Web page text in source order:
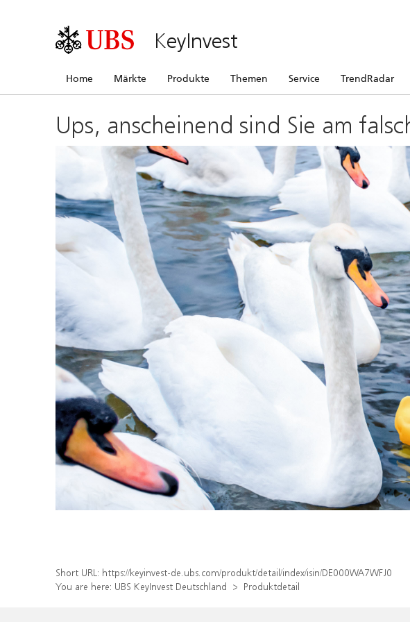
KeyInvest
Home Märkte Produkte Themen Service TrendRadar
Ups, anscheinend sind Sie am
Short URL: https://keyinvest-de.ubs.com/produkt/detail/index/isin/DE000WA7WFJ0
You are here: UBS KeyInvest Deutschland Produktdetail